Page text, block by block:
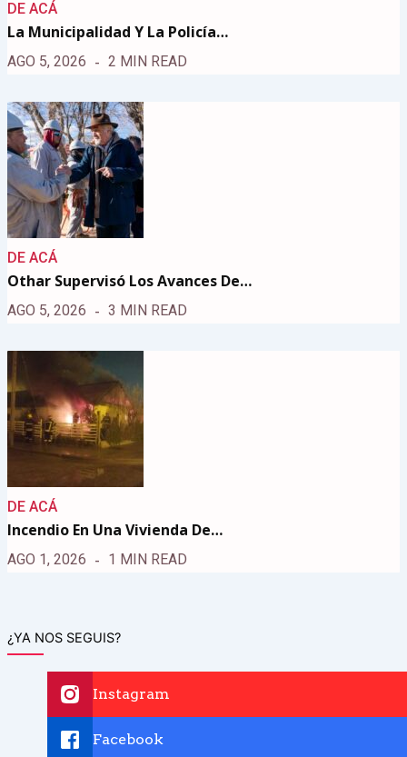
DE ACÁ
La Municipalidad Y La Policía…
AGO 5, 2026 2 MIN READ
DE ACÁ
Othar Supervisó Los Avances De…
AGO 5, 2026 3 MIN READ
DE ACÁ
Incendio En Una Vivienda De…
AGO 1, 2026 1 MIN READ
¿YA NOS SEGUIS?
Instagram
Facebook